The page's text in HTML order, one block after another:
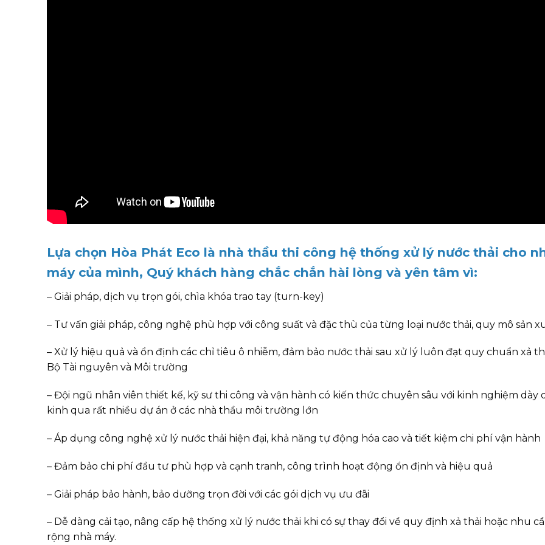
Lựa chọn Hòa Phát Eco là nhà thầu thi công hệ thống xử lý nước thải cho
máy của mình, Quý khách hàng chắc chắn hài lòng và yên tâm vì:
– Giải pháp, dịch vụ trọn gói, chìa khóa trao tay (turn-key)
– Tư vấn giải pháp, công nghệ phù hợp với công suất và đặc thù của từng loại nước thải, quy mô sản
– Xử lý hiệu quả và ổn định các chỉ tiêu ô nhiễm, đảm bảo nước thải sau xử lý luôn đạt quy chuẩn xả
Bộ Tài nguyên và Môi trường
– Đội ngũ nhân viên thiết kế, kỹ sư thi công và vận hành có kiến thức chuyên sâu với kinh nghiệm dày
kinh qua rất nhiều dự án ở các nhà thầu môi trường lớn
– Áp dụng công nghệ xử lý nước thải hiện đại, khả năng tự động hóa cao và tiết kiệm chi phí vận hành
– Đảm bảo chi phí đầu tư phù hợp và cạnh tranh, công trình hoạt động ổn định và hiệu quả
– Giải pháp bảo hành, bảo dưỡng trọn đời với các gói dịch vụ ưu đãi
– Dễ dàng cải tạo, nâng cấp hệ thống xử lý nước thải khi có sự thay đổi về quy định xả thải hoặc nhu
rộng nhà máy.